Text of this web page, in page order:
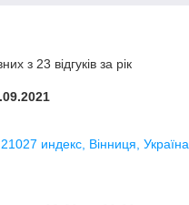
з 23 відгуків за рік
индекс, Вінниця, Україна